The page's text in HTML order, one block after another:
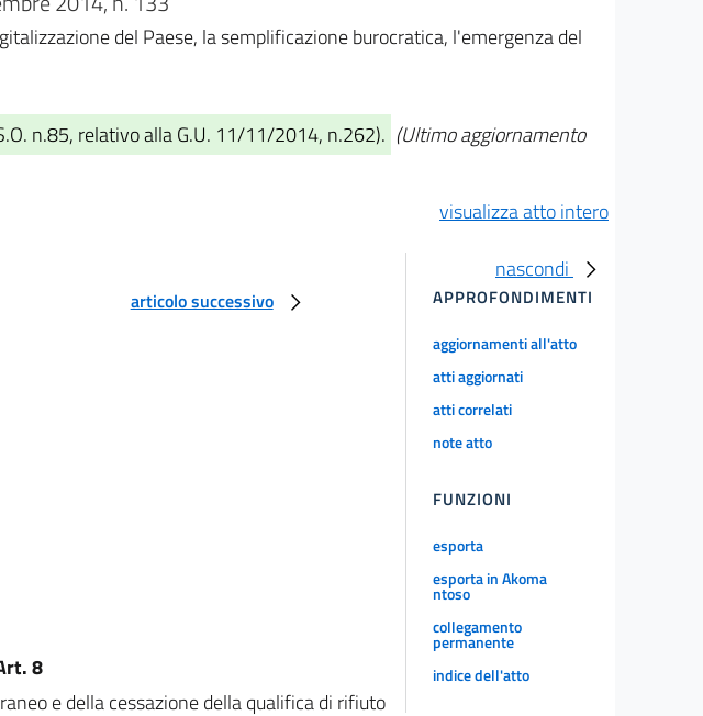
del Paese, la semplificazione burocratica, l'emergenza del
n.85, relativo alla G.U. 11/11/2014, n.262). (Ultimo aggiornamento
visualizza atto intero
articolo successivo
8
e della cessazione della qualifica di rifiuto
nascondi
APPROFONDIMENTI
aggiornamenti all'atto
atti aggiornati
atti correlati
note atto
FUNZIONI
esporta
esporta in Akoma
ntoso
collegamento
permanente
indice dell'atto